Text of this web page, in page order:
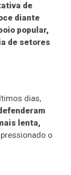
de
diante
popular,
de setores
dias,
lenta,
pressionado o